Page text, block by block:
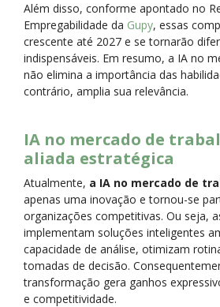
Além disso, conforme apontado no
Empregabilidade da Gupy, essas
crescente até 2027 e se tornarão
indispensáveis. Em resumo, a IA no
não elimina a importância das
contrário, amplia sua relevância.
IA no mercado de
aliada estratégica
Atualmente, a IA no mercado de
apenas uma inovação e tornou-se
organizações competitivas. Ou seja,
implementam soluções inteligentes
capacidade de análise, otimizam
tomadas de decisão.
transformação gera ganhos
e competitividade.